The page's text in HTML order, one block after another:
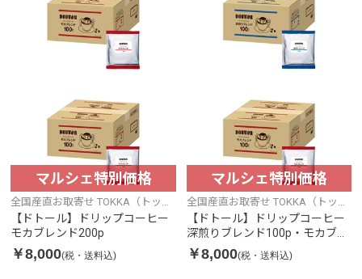
マルシェ特別価格
全国産直お取寄せ TOKKA（トッ
カ）
【ドトール】ドリップコーヒー
モカブレンド200p
￥8,000(税・送料込)
マルシェ特別価格
全国産直お取寄せ TOKKA（トッ
カ）
【ドトール】ドリップコーヒー
深煎りブレンド100p・モカブレ
ンド100p
￥8,000(税・送料込)